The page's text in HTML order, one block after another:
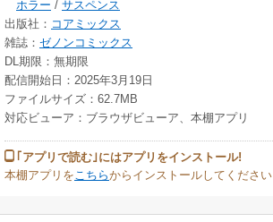
ホラー / サスペンス
出版社： コアミックス
雑誌： ゼノンコミックス
DL期限：無期限
配信開始日：2025年3月19日
ファイルサイズ：62.7MB
対応ビューア：ブラウザビューア、本棚アプリ
｢アプリで読む｣にはアプリをインストール!
本棚アプリを こちらからインストールしてください